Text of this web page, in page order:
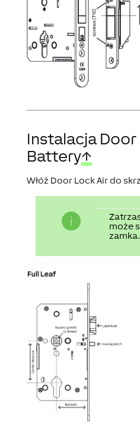
Instalacja Door
Battery↑
Włóż Door Lock Air do
może
zamka.